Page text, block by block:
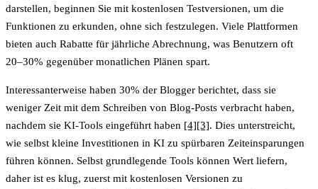
darstellen, beginnen Sie mit kostenlosen Testversionen, um die
Funktionen zu erkunden, ohne sich festzulegen. Viele Plattformen
bieten auch Rabatte für jährliche Abrechnung, was Benutzern oft
20–30% gegenüber monatlichen Plänen spart.
Interessanterweise haben 30% der Blogger berichtet, dass sie
weniger Zeit mit dem Schreiben von Blog-Posts verbracht haben,
nachdem sie KI-Tools eingeführt haben [4][3]. Dies unterstreicht,
wie selbst kleine Investitionen in KI zu spürbaren Zeiteinsparungen
führen können. Selbst grundlegende Tools können Wert liefern,
daher ist es klug, zuerst mit kostenlosen Versionen zu